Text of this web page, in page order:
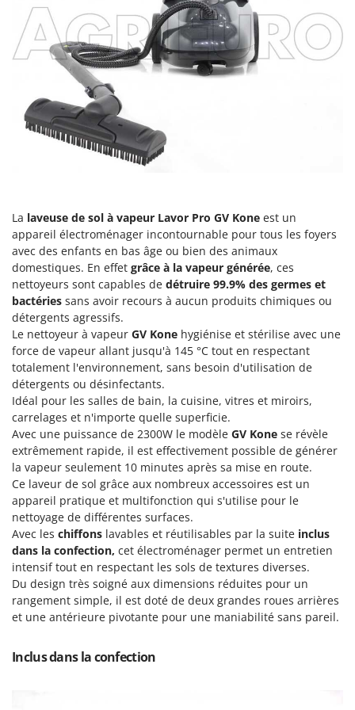
F
Fendeuses à bois
Filets pour la Récolte des olives
Filtres pour vin et huile
Floconneuses
Fouloirs - Égrappoirs
Fourches pour tracteur
Fraises à neige
Fraises rotatives pour tracteur
Friteuses sans huile
G
Générateurs d'air chaud
Godets à terre basculants pour tracteur
Groupes électrogènes
Gyrobroyeurs à lame pour tracteur
H
Haches - Cognées et Hachettes
Hachoirs à viande
Herses à Dents
Herses Rotatives
L
Lames à neige
Lames niveleuses pour tracteur
Lave-vitres
Lieuses électriques pour vignes
M
Comet
Cresco
Cruccolini
D
Dal Degan
Di Martino
Diavola Pro
Diesse
Docma
Dominion
Dreame
E
EcoFlow
Edilmark
Effeuno
Einhell
Elegen
Energy Gruppi
Enotecnica Pillan
Eschenfelder
EuroMech
Eurosystems
F
FAC
La laveuse de sol à vapeur Lavor Pro GV Kone est un
appareil électroménager incontournable pour tous les foyers
avec des enfants en bas âge ou bien des animaux
domestiques. En effet grâce à la vapeur générée, ces
nettoyeurs sont capables de détruire 99.9% des germes et
bactéries sans avoir recours à aucun produits chimiques ou
détergents agressifs.
Le nettoyeur à vapeur GV Kone hygiénise et stérilise avec une
force de vapeur allant jusqu'à 145 °C tout en respectant
totalement l'environnement, sans besoin d'utilisation de
détergents ou désinfectants.
Idéal pour les salles de bain, la cuisine, vitres et miroirs,
carrelages et n'importe quelle superficie.
Avec une puissance de 2300W le modèle GV Kone se révèle
extrêmement rapide, il est effectivement possible de générer
la vapeur seulement 10 minutes après sa mise en route.
Ce laveur de sol grâce aux nombreux accessoires est un
appareil pratique et multifonction qui s'utilise pour le
nettoyage de différentes surfaces.
Avec les chiffons lavables et réutilisables par la suite inclus
dans la confection, cet électroménager permet un entretien
intensif tout en respectant les sols de textures diverses.
Du design très soigné aux dimensions réduites pour un
rangement simple, il est doté de deux grandes roues arrières
et une antérieure pivotante pour une maniabilité sans pareil.
Inclus dans la confection